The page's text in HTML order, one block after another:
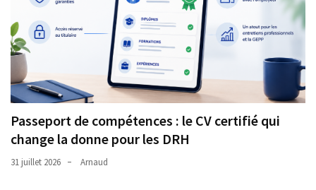
Passeport de compétences : le CV certifié qui
change la donne pour les DRH
31 juillet 2026 Arnaud